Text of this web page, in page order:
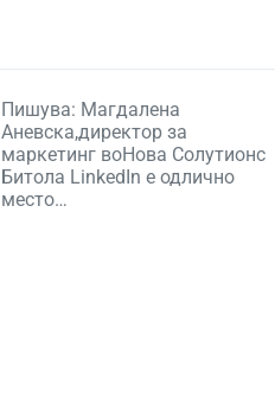
Пишува: Магдалена
Аневска,директор за
маркетинг воНова Солутионс
Битола LinkedIn е одлично
место…